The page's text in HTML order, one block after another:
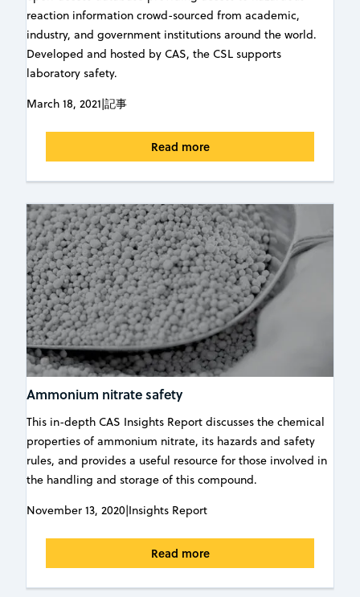
reaction information crowd-sourced from academic,
industry, and government institutions around the world.
Developed and hosted by CAS, the CSL supports
laboratory safety.
March 18, 2021|記事
Read more
Ammonium nitrate safety
This in-depth CAS Insights Report discusses the chemical
properties of ammonium nitrate, its hazards and safety
rules, and provides a useful resource for those involved in
the handling and storage of this compound.
November 13, 2020|Insights Report
Read more